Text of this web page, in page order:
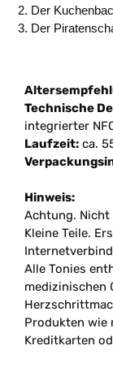
Der
Der
Technische
integrierter
Laufzeit: ca.
Hinweis:
Achtung. Nicht
Kleine Teile.
Alle Tonies
medizinischen
Produkten wie
Kreditkarten